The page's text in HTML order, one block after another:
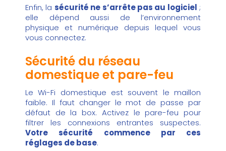
Enfin, la sécurité ne s’arrête pas au logiciel ;
elle dépend aussi de l’environnement
physique et numérique depuis lequel vous
vous connectez.
Sécurité du réseau
domestique et pare-feu
Le Wi-Fi domestique est souvent le maillon
faible. Il faut changer le mot de passe par
défaut de la box. Activez le pare-feu pour
filtrer les connexions entrantes suspectes.
Votre sécurité commence par ces
réglages de base.